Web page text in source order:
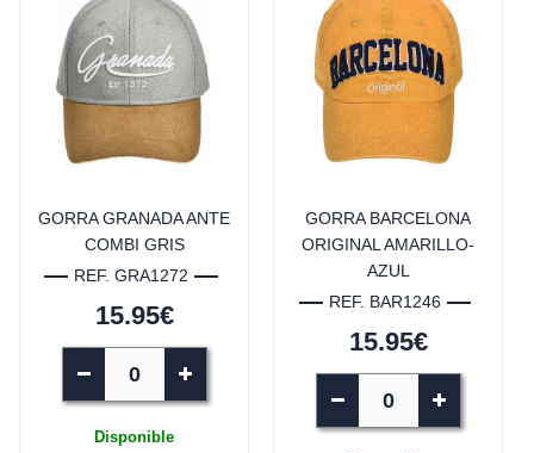
GORRA GRANADA ANTE
COMBI GRIS
REF. GRA1272
15.95€
Disponible
GORRA BARCELONA
ORIGINAL AMARILLO-
AZUL
REF. BAR1246
15.95€